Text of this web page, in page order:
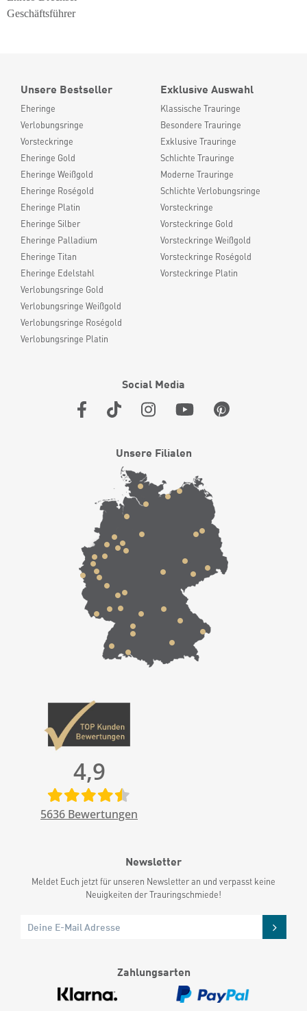
Geschäftsführer
Unsere Bestseller
Eheringe
Verlobungsringe
Vorsteckringe
Eheringe Gold
Eheringe Weißgold
Eheringe Roségold
Eheringe Platin
Eheringe Silber
Eheringe Palladium
Eheringe Titan
Eheringe Edelstahl
Verlobungsringe Gold
Verlobungsringe Weißgold
Verlobungsringe Roségold
Verlobungsringe Platin
Exklusive Auswahl
Klassische Trauringe
Besondere Trauringe
Exklusive Trauringe
Schlichte Trauringe
Moderne Trauringe
Schlichte Verlobungsringe
Vorsteckringe
Vorsteckringe Gold
Vorsteckringe Weißgold
Vorsteckringe Roségold
Vorsteckringe Platin
Social Media
Unsere Filialen
4,9
5636 Bewertungen
Newsletter
Meldet Euch jetzt für unseren Newsletter an und verpasst keine
Neuigkeiten der Trauringschmiede!
Zahlungsarten